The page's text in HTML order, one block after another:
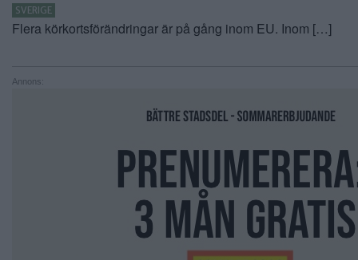
SVERIGE
Flera körkortsförändringar är på gång inom EU. Inom […]
Annons: